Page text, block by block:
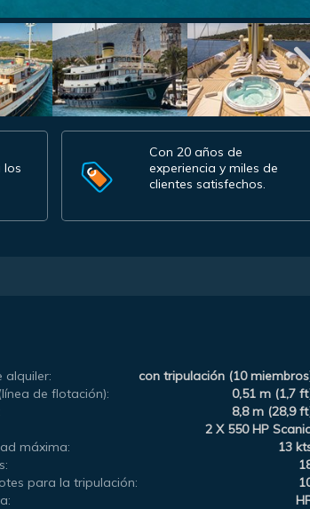
los
Con 20 años de
experiencia y miles de
clientes satisfechos.
alquiler:
con tripulación (10
de flotación):
0,51 m (1,7
8,8 m (28,9
2 X 550 HP
máxima:
13
para la tripulación: